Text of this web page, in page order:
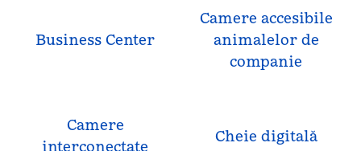
Business Center
Camere accesibile
animalelor de
companie
Camere
interconectate
Cheie digitală